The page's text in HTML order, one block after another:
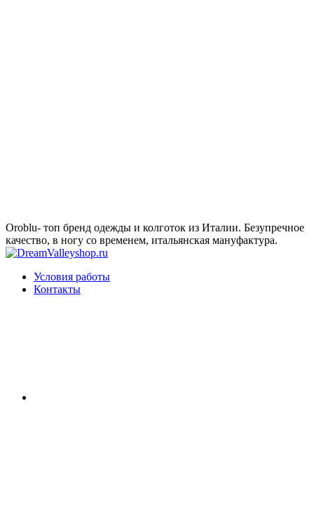
Oroblu- топ бренд одежды и колготок из Италии. Безупречное
качество, в ногу со временем, итальянская мануфактура.
Условия работы
Контакты